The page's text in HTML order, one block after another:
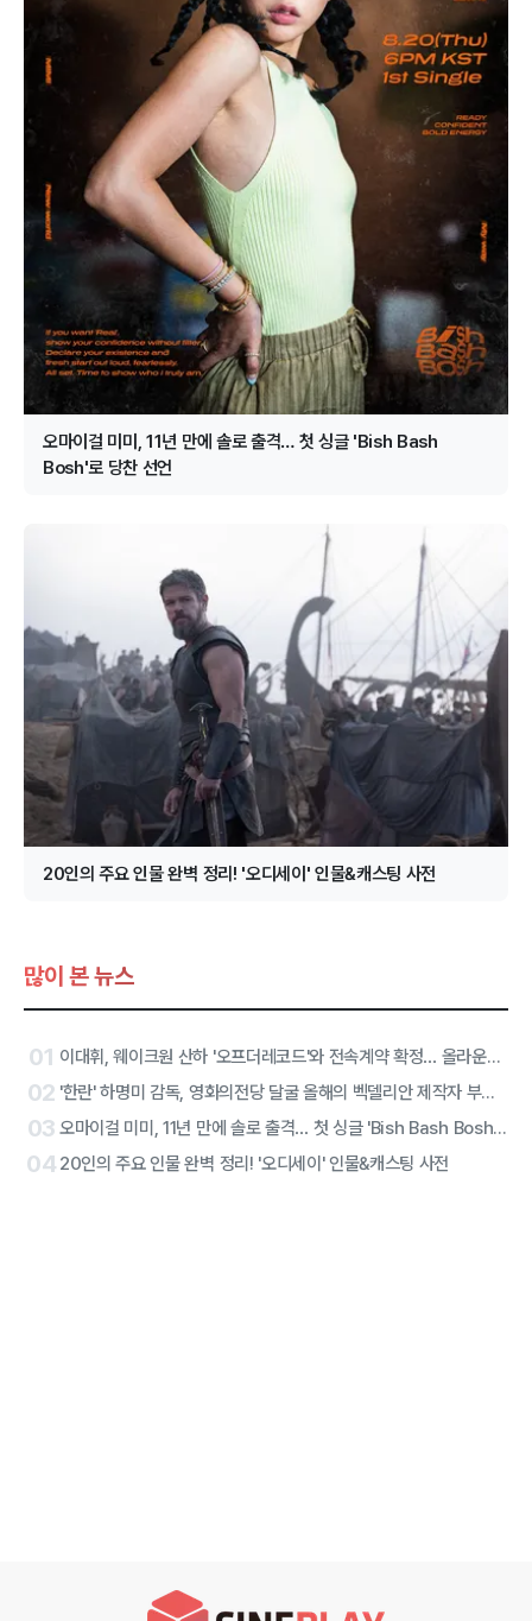
오마이걸 미미, 11년 만에 솔로 출격… 첫 싱글 'Bish Bash
Bosh'로 당찬 선언
20인의 주요 인물 완벽 정리! '오디세이' 인물&캐스팅 사전
많이 본 뉴스
01 이대휘, 웨이크원 산하 '오프더레코드'와 전속계약 확정… 올라운더 아티스트 솔로 2막 시작
02 '한란' 하명미 감독, 영화의전당 달굴 올해의 벡델리안 제작자 부문 선정
03 오마이걸 미미, 11년 만에 솔로 출격… 첫 싱글 'Bish Bash Bosh'로 당찬 선언
04 20인의 주요 인물 완벽 정리! '오디세이' 인물&캐스팅 사전